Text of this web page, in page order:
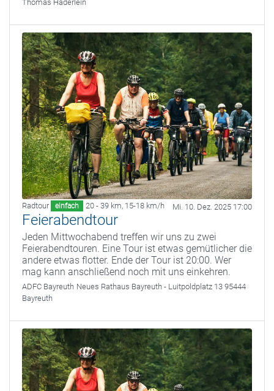
Thomas Haderlein
Radtour einfach 20 - 39 km, 15-18 km/h Mi. 10. Dez. 2025 17:00
Feierabendtour
Jeden Mittwochabend treffen wir uns zu zwei
Feierabendtouren. Eine Tour ist etwas gemütlicher die
andere etwas flotter. Ende der Tour ist 20:00. Wer
mag kann anschließend noch mit uns einkehren.
ADFC Bayreuth Neues Rathaus Bayreuth - Luitpoldplatz 13 95444
Bayreuth